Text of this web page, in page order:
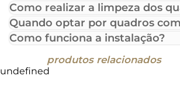
Como realizar a limpeza dos
Quando optar por quadros
Como funciona a instalação?
produtos relacionados
undefined